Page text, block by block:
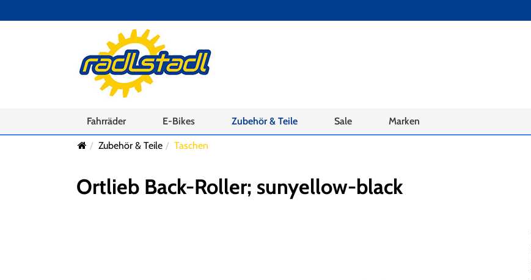
Fahrräder E-Bikes Zubehör & Teile Sale Marken
Zubehör & Teile Taschen
Ortlieb Back-Roller; sunyellow-black